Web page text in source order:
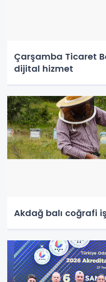
Çarşamba Ticaret
dijital hizmet
Akdağ balı coğrafi